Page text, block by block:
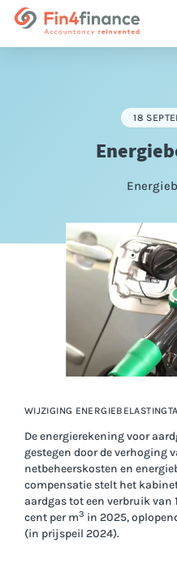
18
WIJZIGING
De energierekening voor
gestegen door de verhoging
netbeheerskosten en
compensatie stelt het
aardgas tot een verbruik van
cent per m3 in 2025,
(in prijspeil 2024).